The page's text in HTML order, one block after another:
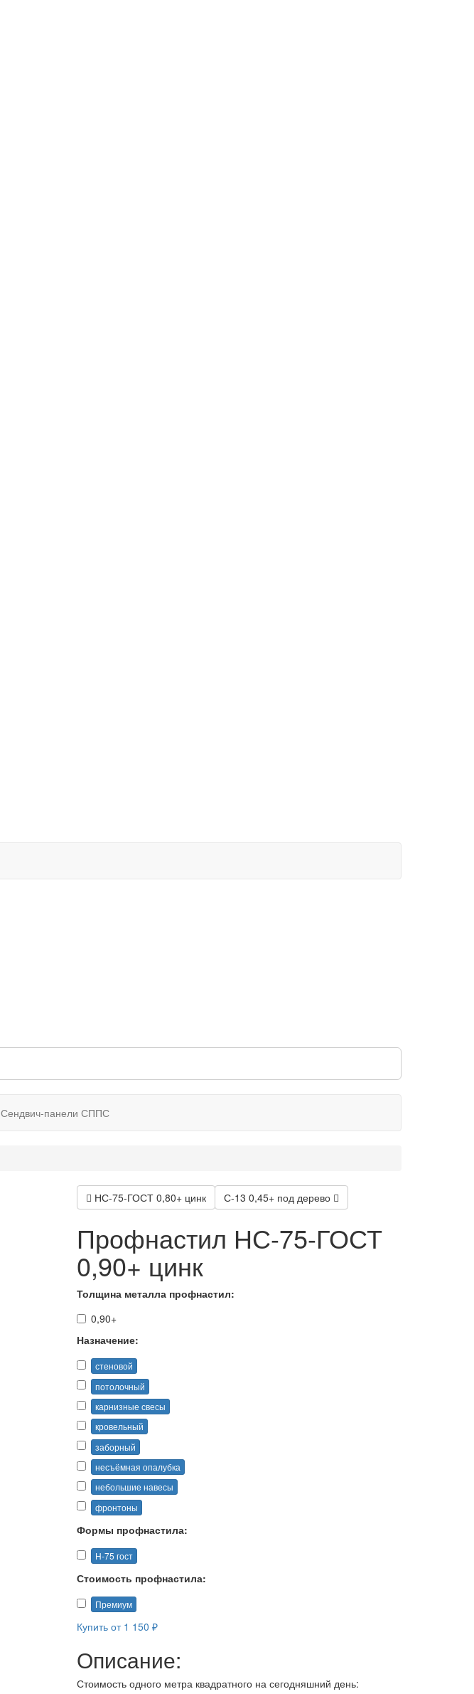
Сендвич-панели СППС
НС-75-ГОСТ 0,80+ цинк С-13 0,45+ под дерево
Профнастил НС-75-ГОСТ
0,90+ цинк
Толщина металла профнастил:
0,90+
Назначение:
стеновой
потолочный
карнизные свесы
кровельный
заборный
несъёмная опалубка
небольшие навесы
фронтоны
Формы профнастила:
Н-75 гост
Стоимость профнастила:
Премиум
Купить от 1 150 ₽
Описание:
Стоимость одного метра квадратного на сегодняшний день: